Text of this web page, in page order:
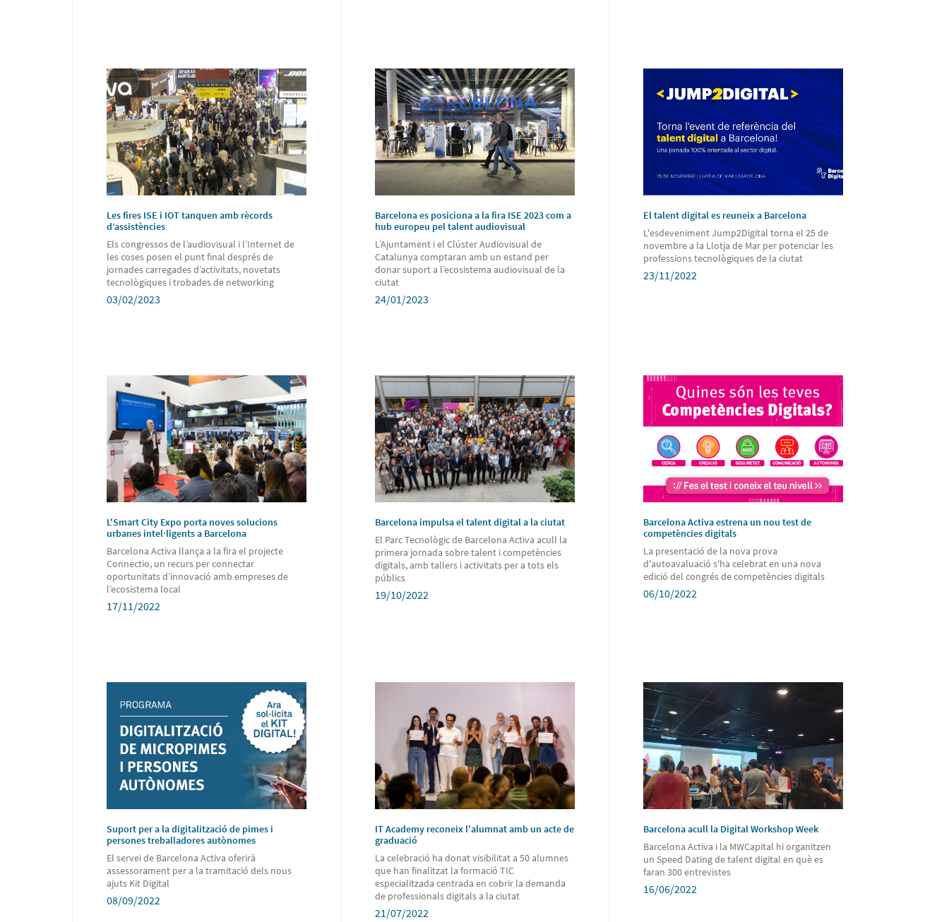
Les fires ISE i IOT tanquen amb rècords
d’assistències
Els congressos de l’audiovisual i l’Internet de
les coses posen el punt final després de
jornades carregades d’activitats, novetats
tecnològiques i trobades de networking
03/02/2023
Barcelona es posiciona a la fira ISE 2023 com a
hub europeu pel talent audiovisual
L’Ajuntament i el Clúster Audiovisual de
Catalunya comptaran amb un estand per
donar suport a l’ecosistema audiovisual de la
ciutat
24/01/2023
El talent digital es reuneix a Barcelona
L'esdeveniment Jump2Digital torna el 25 de
novembre a la Llotja de Mar per potenciar les
professions tecnològiques de la ciutat
23/11/2022
L'Smart City Expo porta noves solucions
urbanes intel·ligents a Barcelona
Barcelona Activa llança a la fira el projecte
Connectio, un recurs per connectar
oportunitats d’innovació amb empreses de
l’ecosistema local
17/11/2022
Barcelona impulsa el talent digital a la ciutat
El Parc Tecnològic de Barcelona Activa acull la
primera jornada sobre talent i competències
digitals, amb tallers i activitats per a tots els
públics
19/10/2022
Barcelona Activa estrena un nou test de
competències digitals
La presentació de la nova prova
d'autoavaluació s'ha celebrat en una nova
edició del congrés de competències digitals
06/10/2022
Suport per a la digitalització de pimes i
persones treballadores autònomes
El servei de Barcelona Activa oferirà
assessorament per a la tramitació dels nous
ajuts Kit Digital
08/09/2022
IT Academy reconeix l'alumnat amb un acte de
graduació
La celebració ha donat visibilitat a 50 alumnes
que han finalitzat la formació TIC
especialitzada centrada en cobrir la demanda
de professionals digitals a la ciutat
21/07/2022
Barcelona acull la Digital Workshop Week
Barcelona Activa i la MWCapital hi organitzen
un Speed Dating de talent digital en què es
faran 300 entrevistes
16/06/2022